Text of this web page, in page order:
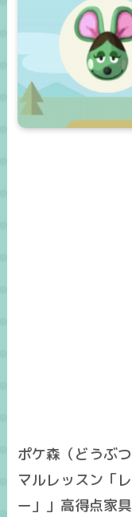
ポケ森（どうぶ
マルレッスン「
ー」」高得点家